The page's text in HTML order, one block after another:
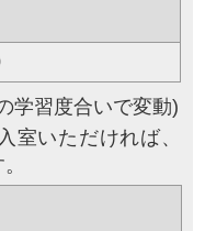
学習度合いで変動)
室いただければ、